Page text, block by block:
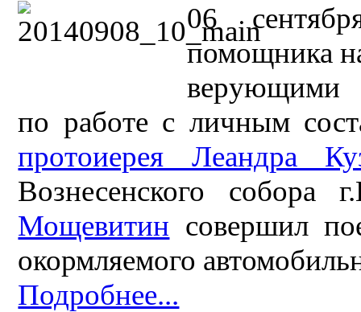
06
помощника
верующими
по работе с личным
протоиерея Леандра
Вознесенского собора
Мощевитин совершил
окормляемого
Подробнее...